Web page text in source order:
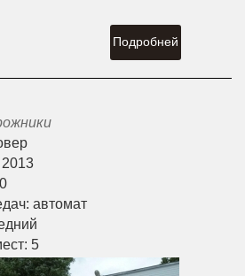
Подробней
2013
автомат
5